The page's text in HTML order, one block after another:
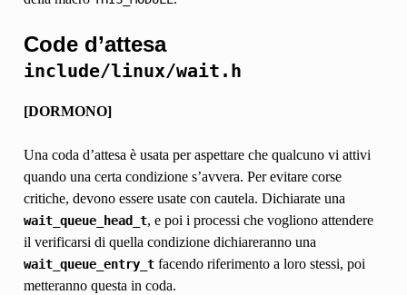
Code d’attesa
include/linux/wait.h
[DORMONO]
Una coda d’attesa è usata per aspettare che qualcuno vi attivi
quando una certa condizione s’avvera. Per evitare corse
critiche, devono essere usate con cautela. Dichiarate una
wait_queue_head_t, e poi i processi che vogliono attendere
il verificarsi di quella condizione dichiareranno una
wait_queue_entry_tfacendo riferimento a loro stessi, poi
metteranno questa in coda.